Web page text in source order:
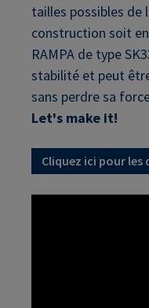
tailles possibles
construction soit
RAMPA de type
stabilité et peut
sans perdre sa
Let's make it!
Cliquez ici pour